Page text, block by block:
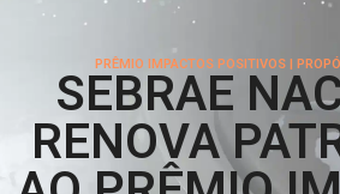
PRÊMIO IMPACTOS POSITIVOS |
SEBRAE
RENOVA